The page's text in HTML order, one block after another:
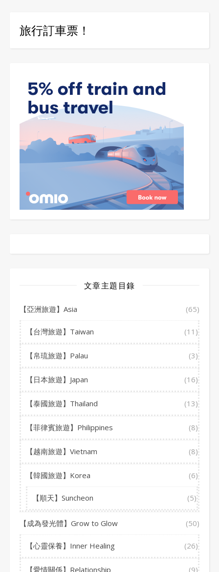
旅行訂車票！
文章主題目錄
【亞洲旅遊】Asia (65)
【台灣旅遊】Taiwan (11)
【帛琉旅遊】Palau (3)
【日本旅遊】Japan (16)
【泰國旅遊】Thailand (13)
【菲律賓旅遊】Philippines (8)
【越南旅遊】Vietnam (8)
【韓國旅遊】Korea (6)
【順天】Suncheon (5)
【成為發光體】Grow to Glow (50)
【心靈保養】Inner Healing (26)
【愛情關係】Relationship (9)